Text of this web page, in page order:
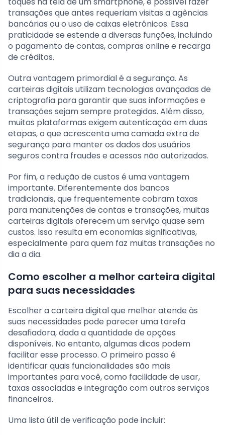
transações que antes requeriam visitas a agências
bancárias ou o uso de caixas eletrônicos. Essa
praticidade se estende a diversas funções, incluindo
o pagamento de contas, compras online e recarga
de créditos.
Outra vantagem primordial é a segurança. As
carteiras digitais utilizam tecnologias avançadas de
criptografia para garantir que suas informações e
transações sejam sempre protegidas. Além disso,
muitas plataformas exigem autenticação em duas
etapas, o que acrescenta uma camada extra de
segurança para manter os dados dos usuários
seguros contra fraudes e acessos não autorizados.
Por fim, a redução de custos é uma vantagem
importante. Diferentemente dos bancos
tradicionais, que frequentemente cobram taxas
para manutenções de contas e transações, muitas
carteiras digitais oferecem um serviço quase sem
custos. Isso resulta em economias significativas,
especialmente para quem faz muitas transações no
dia a dia.
Como escolher a melhor carteira digital
para suas necessidades
Escolher a carteira digital que melhor atende às
suas necessidades pode parecer uma tarefa
desafiadora, dada a quantidade de opções
disponíveis. No entanto, algumas dicas podem
facilitar esse processo. O primeiro passo é
identificar quais funcionalidades são mais
importantes para você, como facilidade de usar,
taxas associadas e integração com outros serviços
financeiros.
Uma lista útil de verificação pode incluir: